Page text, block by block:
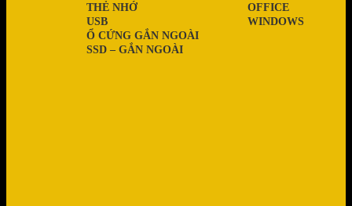
SSD – GẮN NGOÀI
Ổ CỨNG GẮN NGOÀI
USB
THẺ NHỚ
WINDOWS
OFFICE